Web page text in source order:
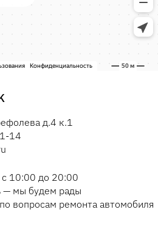
д.4 к.1
14
10:00 до 20:00
— мы будем рады
вопросам ремонта автомобиля